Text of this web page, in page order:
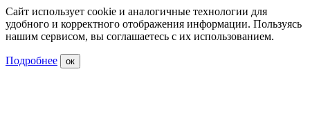
Сайт использует cookie и аналогичные технологии для
удобного и корректного отображения информации. Пользуясь
нашим сервисом, вы соглашаетесь с их использованием.
Подробнее ок